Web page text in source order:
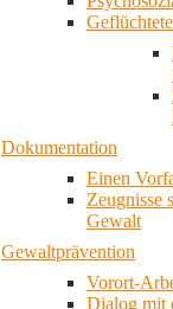
Dokumentation
Einen
Zeugnisse
Gewalt
Gewaltprävention
Vorort-
Dialog mit